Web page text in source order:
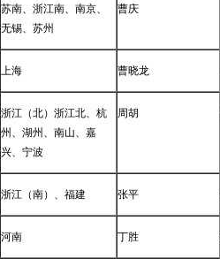
苏南、浙江南、南京、
无锡、苏州
曹庆
上海 曹晓龙
浙江（北）浙江北、杭
州、湖州、南山、嘉
兴、宁波
周胡
浙江（南）、福建 张平
河南 丁胜